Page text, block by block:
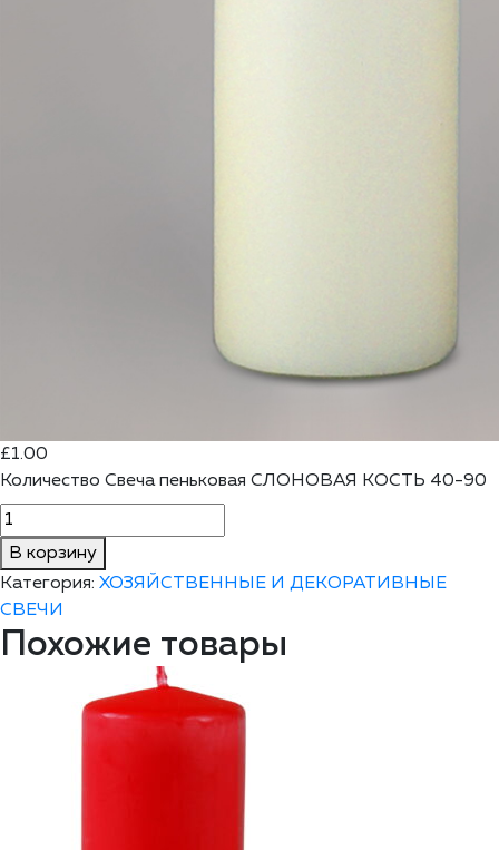
£1.00
Количество Свеча пеньковая СЛОНОВАЯ КОСТЬ 40-90
В корзину
Категория: ХОЗЯЙСТВЕННЫЕ И ДЕКОРАТИВНЫЕ
СВЕЧИ
Похожие товары